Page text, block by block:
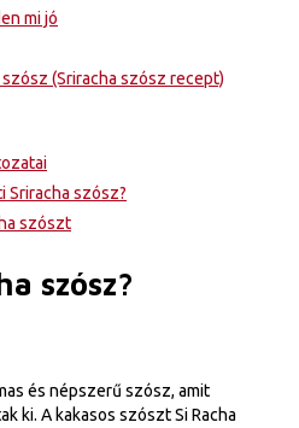
mi jó
(Sriracha szósz recept)
Sriracha szósz?
szószt
szósz?
és népszerű szósz, amit
ki. A kakasos szószt Si Racha